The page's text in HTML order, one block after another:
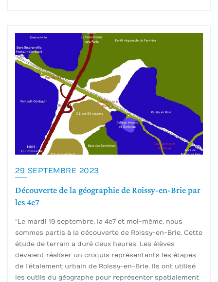
29 SEPTEMBRE 2023
Découverte de la géographie de Roissy-en-Brie par
les 4e7
“Le mardi 19 septembre, la 4e7 et moi-même, nous
sommes partis à la découverte de Roissy-en-Brie. Cette
étude de terrain a duré deux heures. Les élèves
devaient réaliser un croquis représentants les étapes
de l’étalement urbain de Roissy-en-Brie. Ils ont utilisé
les outils du géographe pour représenter spatialement